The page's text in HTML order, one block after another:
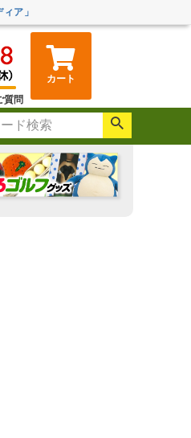
ア」
カート
質問